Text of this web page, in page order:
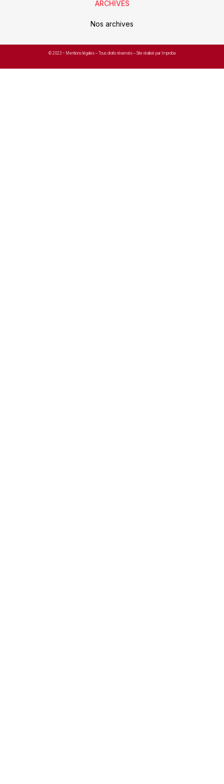
ARCHIVES
Nos archives
© 2023 – Mentions légales – Tous droits réservés – Site réalisé par Improba